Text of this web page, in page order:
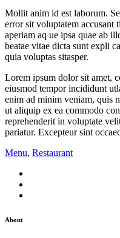
Mollit anim id est laborum.
error sit voluptatem accusant
aperiam aq ue ipsa quae ab
beatae vitae dicta sunt expli
quia voluptas sitasper.
Lorem ipsum dolor sit amet,
eiusmod tempor incididunt
enim ad minim veniam, quis
ut aliquip ex ea commodo
reprehenderit in voluptate
pariatur. Excepteur sint
Menu, Restaurant
About